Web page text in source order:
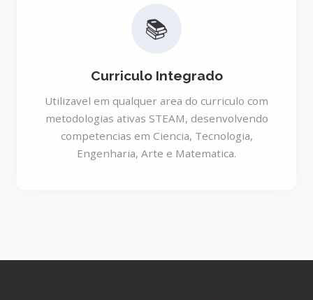
📚
Curriculo Integrado
Utilizavel em qualquer area do curriculo com
metodologias ativas STEAM, desenvolvendo
competencias em Ciencia, Tecnologia,
Engenharia, Arte e Matematica.